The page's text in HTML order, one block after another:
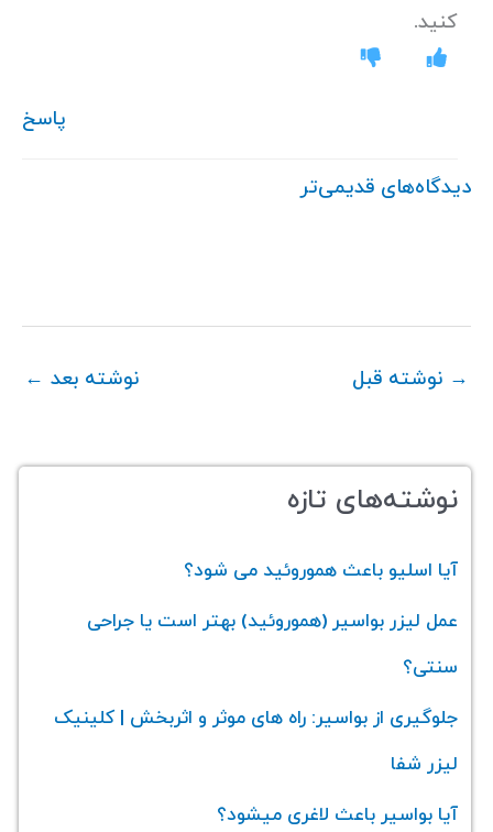
کنید.
پاسخ
دیدگاه‌های قدیمی‌تر
→ نوشته قبل نوشته بعد ←
نوشته‌های تازه
آیا اسلیو باعث هموروئید می‌ شود؟
عمل لیزر بواسیر (هموروئید) بهتر است یا جراحی
سنتی؟
جلوگیری از بواسیر: راه های موثر و اثربخش | کلینیک
لیزر شفا
آیا بواسیر باعث لاغری میشود؟